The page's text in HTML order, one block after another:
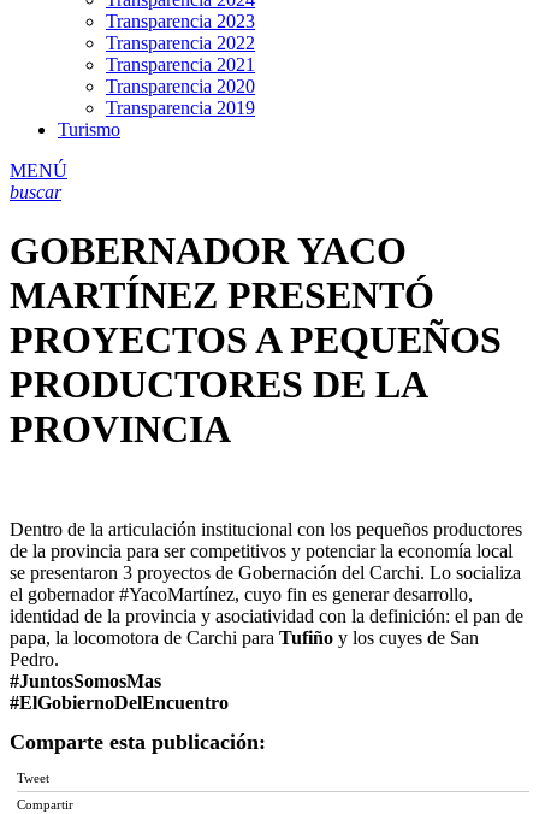
Transparencia 2023
Transparencia 2022
Transparencia 2021
Transparencia 2020
Transparencia 2019
Turismo
MENÚ
buscar
GOBERNADOR YACO
MARTÍNEZ PRESENTÓ
PROYECTOS A PEQUEÑOS
PRODUCTORES DE LA
PROVINCIA
Dentro de la articulación institucional con los pequeños productores
de la provincia para ser competitivos y potenciar la economía local
se presentaron 3 proyectos de Gobernación del Carchi. Lo socializa
el gobernador #YacoMartínez, cuyo fin es generar desarrollo,
identidad de la provincia y asociatividad con la definición: el pan de
papa, la locomotora de Carchi para Tufiño y los cuyes de San
Pedro.
#JuntosSomosMas
#ElGobiernoDelEncuentro
Comparte esta publicación:
Tweet
Compartir